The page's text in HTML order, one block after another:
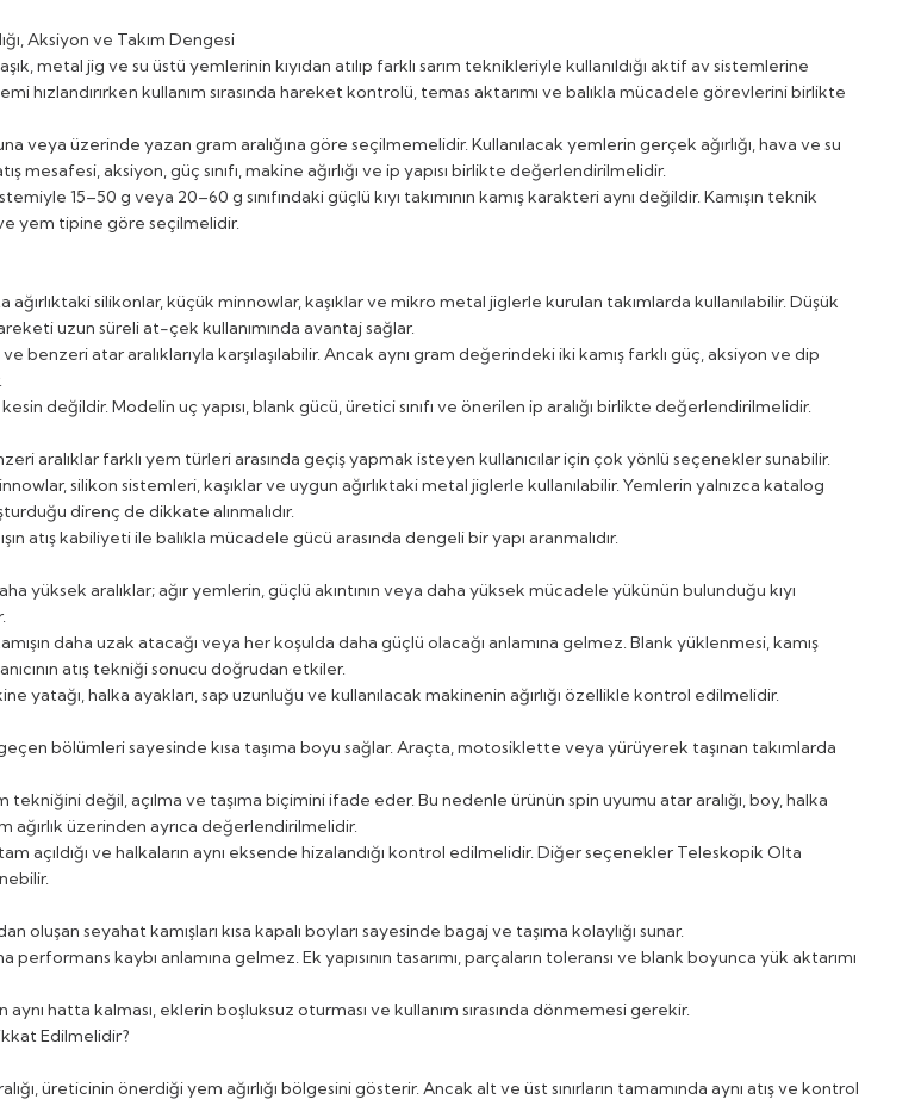
Aksiyon ve Takım Dengesi
metal jig ve su üstü yemlerinin kıyıdan atılıp farklı sarım teknikleriyle kullanıldığı aktif av sistemlerine
hızlandırırken kullanım sırasında hareket kontrolü, temas aktarımı ve balıkla mücadele görevlerini birlikte
veya üzerinde yazan gram aralığına göre seçilmemelidir. Kullanılacak yemlerin gerçek ağırlığı, hava ve su
mesafesi, aksiyon, güç sınıfı, makine ağırlığı ve ip yapısı birlikte değerlendirilmelidir.
15–50 g veya 20–60 g sınıfındaki güçlü kıyı takımının kamış karakteri aynı değildir. Kamışın teknik
ve yem tipine göre seçilmelidir.
ağırlıktaki silikonlar, küçük minnowlar, kaşıklar ve mikro metal jiglerle kurulan takımlarda kullanılabilir. Düşük
uzun süreli at-çek kullanımında avantaj sağlar.
ve benzeri atar aralıklarıyla karşılaşılabilir. Ancak aynı gram değerindeki iki kamış farklı güç, aksiyon ve dip
kesin değildir. Modelin uç yapısı, blank gücü, üretici sınıfı ve önerilen ip aralığı birlikte değerlendirilmelidir.
aralıklar farklı yem türleri arasında geçiş yapmak isteyen kullanıcılar için çok yönlü seçenekler sunabilir.
silikon sistemleri, kaşıklar ve uygun ağırlıktaki metal jiglerle kullanılabilir. Yemlerin yalnızca katalog
direnç de dikkate alınmalıdır.
atış kabiliyeti ile balıkla mücadele gücü arasında dengeli bir yapı aranmalıdır.
yüksek aralıklar; ağır yemlerin, güçlü akıntının veya daha yüksek mücadele yükünün bulunduğu kıyı
daha uzak atacağı veya her koşulda daha güçlü olacağı anlamına gelmez. Blank yüklenmesi, kamış
atış tekniği sonucu doğrudan etkiler.
yatağı, halka ayakları, sap uzunluğu ve kullanılacak makinenin ağırlığı özellikle kontrol edilmelidir.
bölümleri sayesinde kısa taşıma boyu sağlar. Araçta, motosiklette veya yürüyerek taşınan takımlarda
tekniğini değil, açılma ve taşıma biçimini ifade eder. Bu nedenle ürünün spin uyumu atar aralığı, boy, halka
ağırlık üzerinden ayrıca değerlendirilmelidir.
açıldığı ve halkaların aynı eksende hizalandığı kontrol edilmelidir. Diğer seçenekler Teleskopik Olta
oluşan seyahat kamışları kısa kapalı boyları sayesinde bagaj ve taşıma kolaylığı sunar.
performans kaybı anlamına gelmez. Ek yapısının tasarımı, parçaların toleransı ve blank boyunca yük aktarımı
aynı hatta kalması, eklerin boşluksuz oturması ve kullanım sırasında dönmemesi gerekir.
Edilmelidir?
üreticinin önerdiği yem ağırlığı bölgesini gösterir. Ancak alt ve üst sınırların tamamında aynı atış ve kontrol